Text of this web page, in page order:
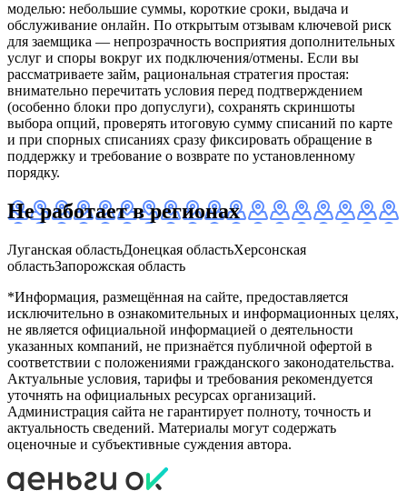
моделью: небольшие суммы, короткие сроки, выдача и
обслуживание онлайн. По открытым отзывам ключевой риск
для заемщика — непрозрачность восприятия дополнительных
услуг и споры вокруг их подключения/отмены. Если вы
рассматриваете займ, рациональная стратегия простая:
внимательно перечитать условия перед подтверждением
(особенно блоки про допуслуги), сохранять скриншоты
выбора опций, проверять итоговую сумму списаний по карте
и при спорных списаниях сразу фиксировать обращение в
поддержку и требование о возврате по установленному
порядку.
Не работает в регионах
Луганская областьДонецкая областьХерсонская
областьЗапорожская область
*Информация, размещённая на сайте, предоставляется
исключительно в ознакомительных и информационных целях,
не является официальной информацией о деятельности
указанных компаний, не признаётся публичной офертой в
соответствии с положениями гражданского законодательства.
Актуальные условия, тарифы и требования рекомендуется
уточнять на официальных ресурсах организаций.
Администрация сайта не гарантирует полноту, точность и
актуальность сведений. Материалы могут содержать
оценочные и субъективные суждения автора.